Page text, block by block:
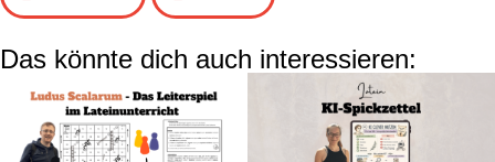
Das könnte dich auch interessieren: